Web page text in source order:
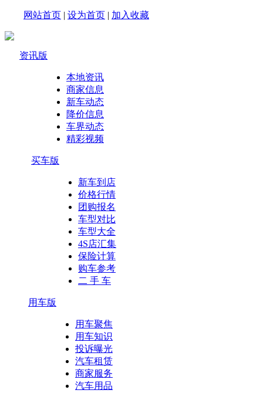
网站首页 | 设为首页 | 加入收藏
资讯版
本地资讯
商家信息
新车动态
降价信息
车界动态
精彩视频
买车版
新车到店
价格行情
团购报名
车型对比
车型大全
4S店汇集
保险计算
购车参考
二 手 车
用车版
用车聚焦
用车知识
投诉曝光
汽车租赁
商家服务
汽车用品